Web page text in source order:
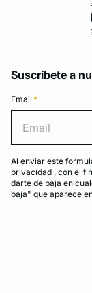
Suscríbete a
Email *
Al enviar este
privacidad , con el
darte de baja en
baja" que aparece